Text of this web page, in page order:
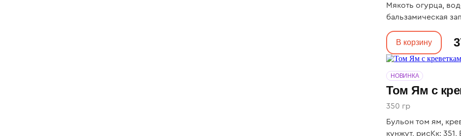
Мякоть огурца,
бальзамическая
В корзину
Том Ям с
НОВИНКА
350 гр
Бульон том ям,
кунжут, рисКк: